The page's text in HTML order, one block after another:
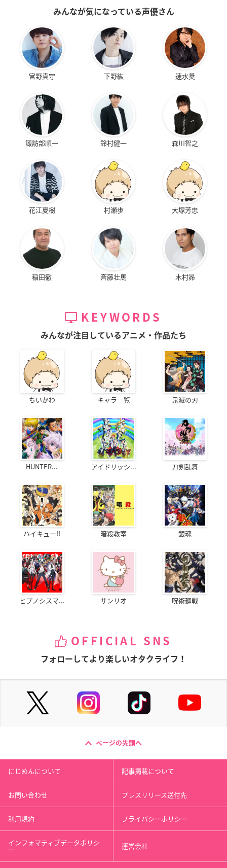
みんなが気になっている声優さん
宮野真守 下野紘 速水奨
諏訪部順一 鈴村健一 森川智之
花江夏樹 村瀬歩 大塚芳忠
稲田徹 斉藤壮馬 木村昴
KEYWORDS
みんなが注目しているアニメ・作品たち
ちいかわ キャラ一覧 鬼滅の刃
HUNTER... アイドリッシ... 刀剣乱舞
ハイキュー!! 暗殺教室 銀魂
ヒプノシスマ... サンリオ 呪術廻戦
OFFICIAL SNS
フォローしてより楽しいオタクライフ！
ページの先頭へ
にじめんについて 記事掲載について
お問い合わせ プレスリリース送付先
利用規約 プライバシーポリシー
インフォマティブデータポリシ
ー 運営会社